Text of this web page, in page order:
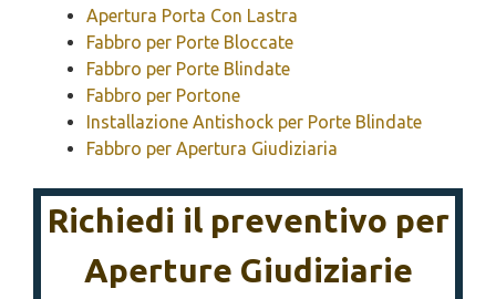
Apertura Porta Con Lastra
Fabbro per Porte Bloccate
Fabbro per Porte Blindate
Fabbro per Portone
Installazione Antishock per Porte Blindate
Fabbro per Apertura Giudiziaria
Richiedi il preventivo per
Aperture Giudiziarie